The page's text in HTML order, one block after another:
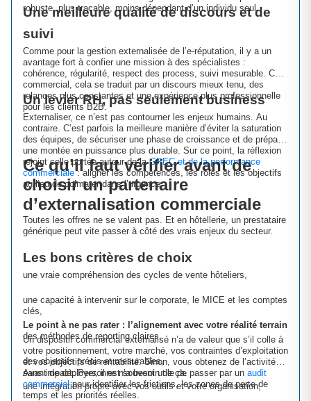
robuste, plus traçable, moins dépendant d’un individu seul.
Une meilleure qualité de discours et de
suivi
Comme pour la gestion externalisée de l’e-réputation, il y a un
avantage fort à confier une mission à des spécialistes :
cohérence, régularité, respect des process, suivi mesurable. Côté
commercial, cela se traduit par un discours mieux tenu, des
relances plus constantes et une expérience plus professionnelle
pour les clients B2B.
Un levier RH, pas seulement business
Externaliser, ce n’est pas contourner les enjeux humains. Au
contraire. C’est parfois la meilleure manière d’éviter la saturation
des équipes, de sécuriser une phase de croissance et de préparer
une montée en puissance plus durable. Sur ce point, la réflexion
rejoint celle portée autour de laGPEC et de la performance
commerciale: aligner les compétences, les rôles et les objectifs
au lieu de colmater dans l’urgence.
Ce qu’il faut vérifier avant de
choisir un partenaire
d’externalisation commerciale
Toutes les offres ne se valent pas. Et en hôtellerie, un prestataire
générique peut vite passer à côté des vrais enjeux du secteur.
Les bons critères de choix
une vraie compréhension des cycles de vente hôteliers,
une capacité à intervenir sur le corporate, le MICE et les comptes
clés,
des méthodes de reporting claires,
des objectifs précis et mesurables,
une intégration propre avec vos outils et votre organisation,
Le point à ne pas rater : l’alignement avec votre réalité terrain
Un dispositif commercial externalisé n’a de valeur que s’il colle à
votre positionnement, votre marché, vos contraintes d’exploitation
et vos objectifs de rentabilité. Sinon, vous obtenez de l’activité…
sans impact. Personne n’a besoin de ça.
Avant de déployer, il est souvent utile de passer par un audit
commercialpour identifier les frictions, les zones de perte de
temps et les priorités réelles.